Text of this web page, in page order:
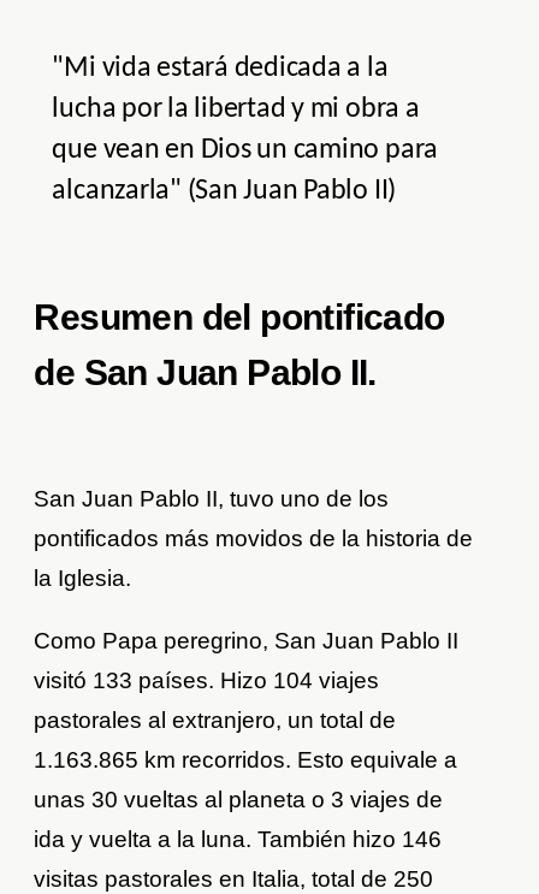
"Mi vida estará dedicada a la
lucha por la libertad y mi obra a
que vean en Dios un camino para
alcanzarla" (San Juan Pablo II)
Resumen del pontificado
de San Juan Pablo II.
San Juan Pablo II, tuvo uno de los
pontificados más movidos de la historia de
la Iglesia.
Como Papa peregrino, San Juan Pablo II
visitó 133 países. Hizo 104 viajes
pastorales al extranjero, un total de
1.163.865 km recorridos. Esto equivale a
unas 30 vueltas al planeta o 3 viajes de
ida y vuelta a la luna. También hizo 146
visitas pastorales en Italia, total de 250